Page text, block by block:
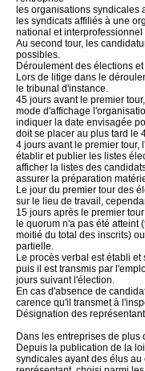
les organisations syndicales
les syndicats affiliés à une
national et interprofessionnel
Au second tour, les
possibles.
Déroulement des élections
Lors de litige dans le
le tribunal d'instance.
45 jours avant le premier
mode d'affichage
indiquer la date envisagée
doit se placer au plus tard le
4 jours avant le premier tour,
établir et publier les listes
afficher la listes des
assurer la préparation
Le jour du premier tour des
sur le lieu de travail,
15 jours après le premier
le quorum n'a pas été atteint
moitié du total des inscrits)
partielle.
Le procès verbal est établi
puis il est transmis par
jours suivant l'élection.
En cas d'absence de
carence qu'il transmet à
Désignation des
Dans les entreprises de plus
Depuis la publication de la
syndicales ayant des élus